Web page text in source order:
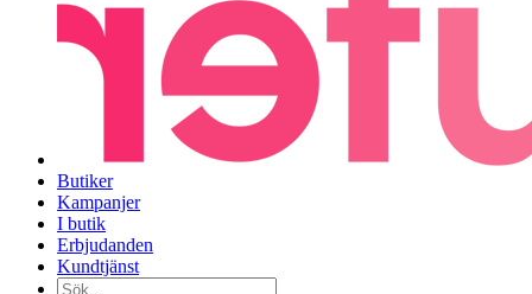
Butiker
Kampanjer
I butik
Erbjudanden
Kundtjänst
Sök...